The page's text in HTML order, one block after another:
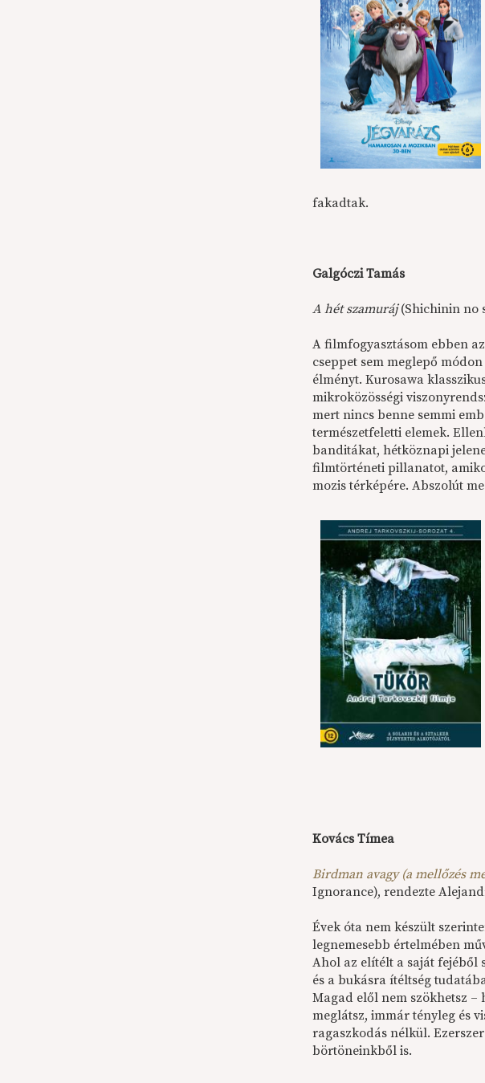
fakadtak.
Galgóczi Tamás
A hét szamuráj(Shichinin no
A filmfogyasztásom ebben
cseppet sem meglepő
élményt. Kurosawa
mikroközösségi
mert nincs benne semmi
természetfeletti elemek.
banditákat, hétköznapi
filmtörténeti pillanatot,
mozis térképére. Abszolút
Kovács Tímea
Birdman avagy (a mellőzés
Ignorance), rendezte
Évek óta nem készült
legnemesebb értelmében
Ahol az elítélt a saját fejéből
és a bukásra ítéltség
Magad elől nem szökhetsz –
meglátsz, immár tényleg és
ragaszkodás nélkül.
börtöneinkből is.